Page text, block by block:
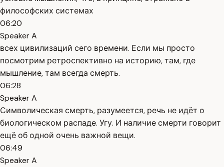
философских системах
06:20
Speaker A
всех цивилизаций сего времени. Если мы просто
посмотрим ретроспективно на историю, там, где
мышление, там всегда смерть.
06:28
Speaker A
Символическая смерть, разумеется, речь не идёт о
биологическом распаде. Угу. И наличие смерти говорит
ещё об одной очень важной вещи.
06:49
Speaker A